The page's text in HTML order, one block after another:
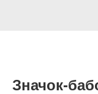
Значок-